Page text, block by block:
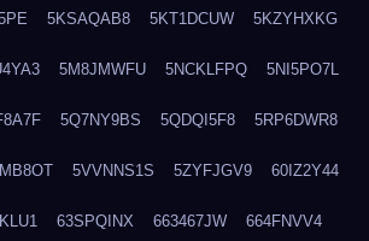
5KSAQAB8 5KT1DCUW 5KZYHXKG
5M8JMWFU 5NCKLFPQ 5NI5PO7L
5Q7NY9BS 5QDQI5F8 5RP6DWR8
5VVNNS1S 5ZYFJGV9 60IZ2Y44
63SPQINX 663467JW 664FNVV4